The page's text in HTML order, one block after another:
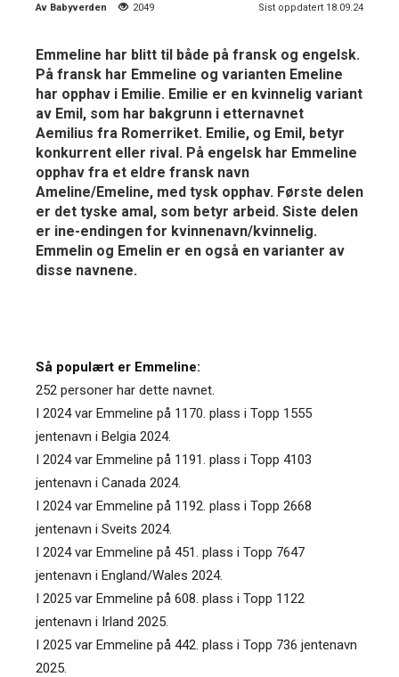
Av Babyverden 2049 Sist oppdatert 18.09.24
Emmeline har blitt til både på fransk og engelsk.
På fransk har Emmeline og varianten Emeline
har opphav i Emilie. Emilie er en kvinnelig variant
av Emil, som har bakgrunn i etternavnet
Aemilius fra Romerriket. Emilie, og Emil, betyr
konkurrent eller rival. På engelsk har Emmeline
opphav fra et eldre fransk navn
Ameline/Emeline, med tysk opphav. Første delen
er det tyske amal, som betyr arbeid. Siste delen
er ine-endingen for kvinnenavn/kvinnelig.
Emmelin og Emelin er en også en varianter av
disse navnene.
Så populært er Emmeline:
252 personer har dette navnet.
I 2024 var Emmeline på 1170. plass i Topp 1555
jentenavn i Belgia 2024.
I 2024 var Emmeline på 1191. plass i Topp 4103
jentenavn i Canada 2024.
I 2024 var Emmeline på 1192. plass i Topp 2668
jentenavn i Sveits 2024.
I 2024 var Emmeline på 451. plass i Topp 7647
jentenavn i England/Wales 2024.
I 2025 var Emmeline på 608. plass i Topp 1122
jentenavn i Irland 2025.
I 2025 var Emmeline på 442. plass i Topp 736 jentenavn
2025.